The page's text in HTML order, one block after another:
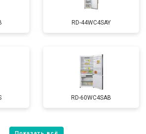
RD-44WC4SAY
RD-60WC4SAB